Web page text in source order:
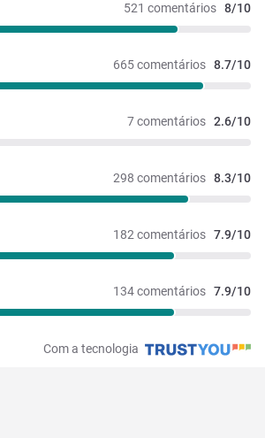
521 comentários 8/10
665 comentários 8.7/10
7 comentários 2.6/10
298 comentários 8.3/10
182 comentários 7.9/10
134 comentários 7.9/10
Com a tecnologia